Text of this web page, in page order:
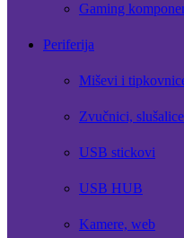
Gaming
Periferija
Miševi i
Zvučnici,
USB stickovi
USB HUB
Kamere, web